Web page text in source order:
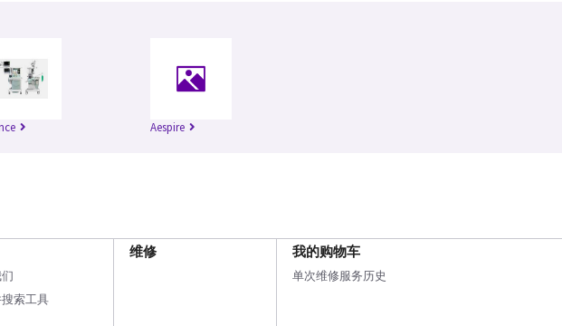
Aespire
索工具
维修 我的购物车
单次维修服务历史